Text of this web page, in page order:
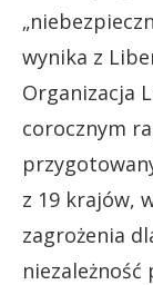
wynika z
Organizacja
corocznym
z 19 krajów,
zagrożenia
niezależność